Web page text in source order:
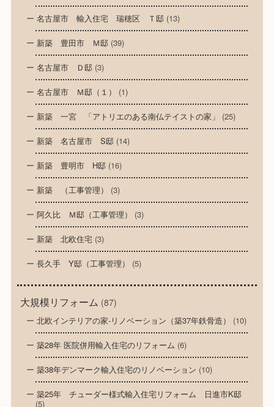
名古屋市 輸入住宅 瑞穂区 Ｔ邸(13)
新築 豊田市 Ｍ邸(39)
名古屋市 Ｄ邸(3)
名古屋市 Ｍ邸（１） (1)
新築 一宮 「アトリエのある南仏テイストの家」 (25)
新築 名古屋市 S邸(14)
新築 豊明市 H邸(16)
新築 （工事管理） (3)
阿久比 Ｍ邸（工事管理） (3)
新築 北欧住宅(3)
長久手 Y邸（工事管理） (5)
大規模リフォーム (87)
北欧インテリアの家-リノベーション（築37年鉄骨造） (10)
築28年 医院併用輸入住宅のリフォーム (6)
築38年デンマーク輸入住宅のリノベーション (10)
築25年 チューダー様式輸入住宅リフォーム 日進市K邸
(5)